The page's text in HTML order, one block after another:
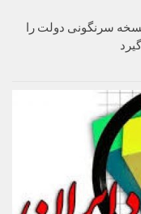
سرنگونی دولت را